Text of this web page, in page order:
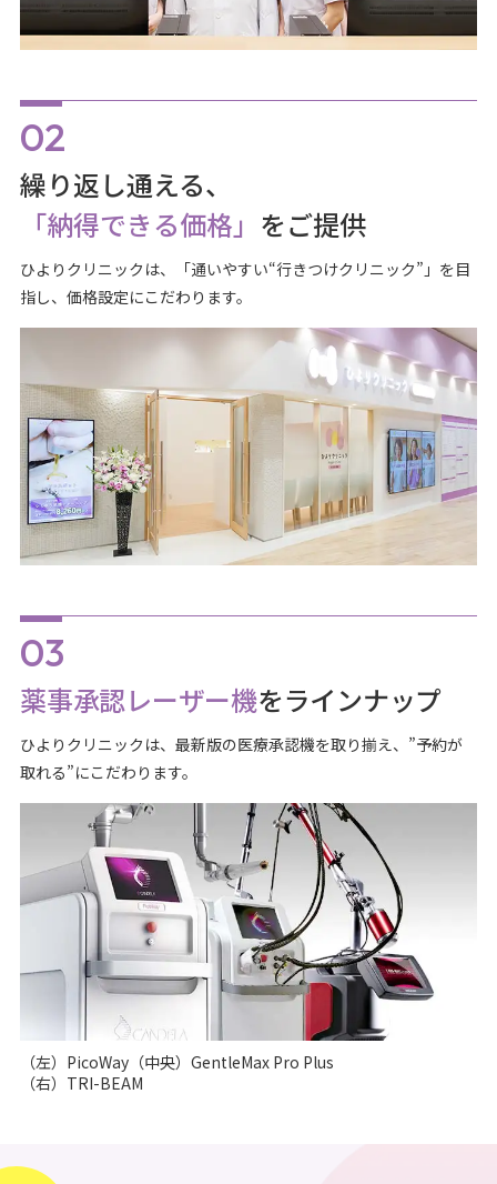
繰り返し通える、
「納得できる価格」 をご提供
ひよりクリニックは、「通いやすい“行きつけクリニック”」を目
指し、価格設定にこだわります。
薬事承認レーザー機をラインナップ
ひよりクリニックは、最新版の医療承認機を取り揃え、”予約が
取れる”にこだわります。
（左）PicoWay（中央）GentleMax Pro Plus
（右）TRI-BEAM